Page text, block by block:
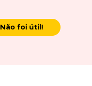
Não foi útil!